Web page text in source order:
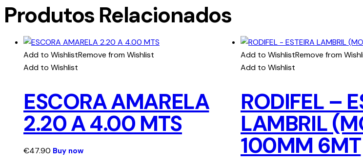
Produtos Relacionados
Add to WishlistRemove from Wishlist
Add to Wishlist
ESCORA AMARELA
2.20 A 4.00 MTS
€47.90 Buy now
Add to WishlistRemove from
Add to Wishlist
RODIFEL –
LAMBRIL
100MM 6MT